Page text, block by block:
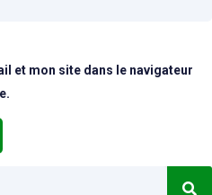
et mon site dans le navigateur